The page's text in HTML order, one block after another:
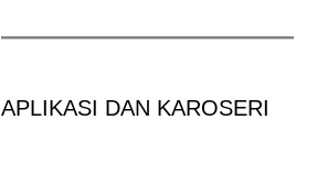
APLIKASI DAN KAROSERI